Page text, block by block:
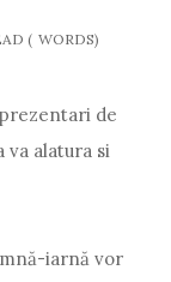
( WORDS)
de
va alatura si
iarnă vor